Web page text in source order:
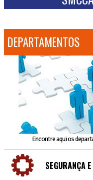
DEPARTAMENTOS
Encontre aqui os
SEGURANÇA